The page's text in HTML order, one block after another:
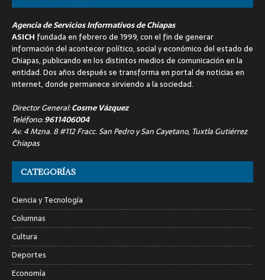
Agencia de Servicios Informativos de Chiapas
ASICH fundada en febrero de 1999, con el fin de generar
información del acontecer político, social y económico del estado de
Chiapas, publicando en los distintos medios de comunicación en la
entidad. Dos años después se transforma en portal de noticias en
internet, donde permanece sirviendo a la sociedad.
Director General:Cosme Vázquez
Teléfono:9611406004
Av. 4 Mzna. 8 #112 Fracc. San Pedro y San Cayetano, Tuxtla Gutiérrez
Chiapas
CATEGORÍAS
Ciencia y Tecnología
Columnas
Cultura
Deportes
Economía